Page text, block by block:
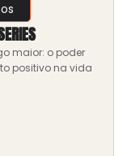
maior: o poder
positivo na vida